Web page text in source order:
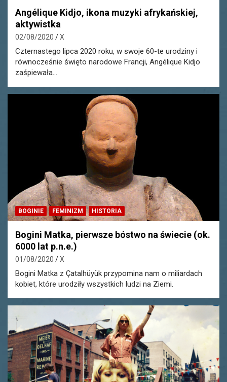
Angélique Kidjo, ikona muzyki afrykańskiej,
aktywistka
02/08/2020 X
Czternastego lipca 2020 roku, w swoje 60-te urodziny i
równocześnie święto narodowe Francji, Angélique Kidjo
zaśpiewała…
BOGINIE FEMINIZM HISTORIA
Bogini Matka, pierwsze bóstwo na świecie (ok.
6000 lat p.n.e.)
01/08/2020 X
Bogini Matka z Çatalhüyük przypomina nam o miliardach
kobiet, które urodziły wszystkich ludzi na Ziemi.